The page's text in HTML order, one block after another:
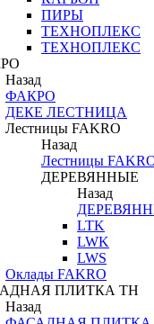
ПИРЫ
ТЕХНОПЛЕКС
ТЕХНОПЛЕКС
Назад
ФАКРО
ДЕКЕ ЛЕСТНИЦА
Лестницы FAKRO
Назад
Лестницы
ДЕРЕВЯННЫЕ
Назад
LTK
LWK
LWS
Оклады FAKRO
ПЛИТКА ТН
Назад